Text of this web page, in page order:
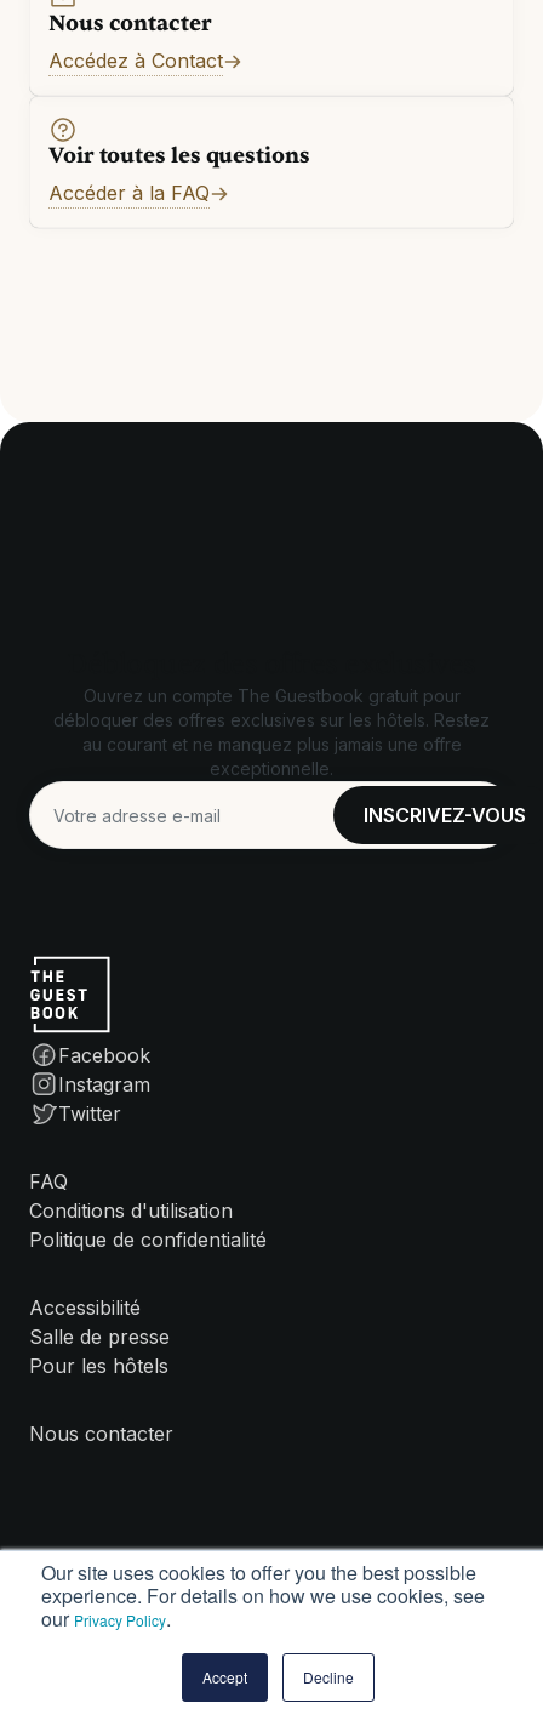
Our site uses cookies to offer you the best possible
experience. For details on how we use cookies, see
our Privacy Policy.
Accept Decline
Nous contacter
Accédez à Contact
Voir toutes les questions
Accéder à la FAQ
Ouvrez un compte The Guestbook gratuit pour
débloquer des offres exclusives sur les hôtels. Restez
au courant et ne manquez plus jamais une offre
exceptionnelle.
Facebook
Instagram
Twitter
FAQ
Conditions d'utilisation
Politique de confidentialité
Accessibilité
Salle de presse
Pour les hôtels
Nous contacter